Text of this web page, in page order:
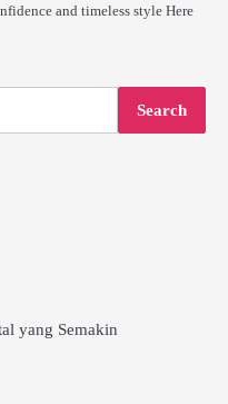
and timeless style Here
Search
yang Semakin